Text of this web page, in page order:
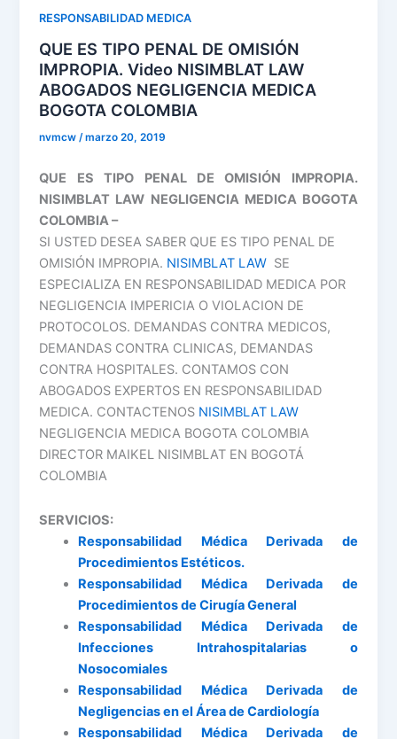
PACIENTE.
NISIMBLAT
ABOGADOS
NEGLIGENCIA
MEDICA
BOGOTA
RESPONSABILIDAD MEDICA
QUE ES TIPO PENAL DE OMISIÓN
IMPROPIA. Video NISIMBLAT LAW
ABOGADOS NEGLIGENCIA MEDICA
BOGOTA COLOMBIA
nvmcw /marzo 20, 2019
QUE ES TIPO PENAL DE OMISIÓN IMPROPIA.
NISIMBLAT LAW NEGLIGENCIA MEDICA BOGOTA
COLOMBIA –
SI USTED DESEA SABER QUE ES TIPO PENAL DE
OMISIÓN IMPROPIA. NISIMBLAT LAW SE
ESPECIALIZA EN RESPONSABILIDAD MEDICA POR
NEGLIGENCIA IMPERICIA O VIOLACION DE
PROTOCOLOS. DEMANDAS CONTRA MEDICOS,
DEMANDAS CONTRA CLINICAS, DEMANDAS
CONTRA HOSPITALES. CONTAMOS CON
ABOGADOS EXPERTOS EN RESPONSABILIDAD
MEDICA. CONTACTENOS NISIMBLAT LAW
NEGLIGENCIA MEDICA BOGOTA COLOMBIA
DIRECTOR MAIKEL NISIMBLAT EN BOGOTÁ
COLOMBIA
SERVICIOS:
Responsabilidad Médica Derivada de
Procedimientos Estéticos.
Responsabilidad Médica Derivada de
Procedimientos de Cirugía General
Responsabilidad Médica Derivada de
Infecciones Intrahospitalarias o
Nosocomiales
Responsabilidad Médica Derivada de
Negligencias en el Área de Cardiología
Responsabilidad Médica Derivada de